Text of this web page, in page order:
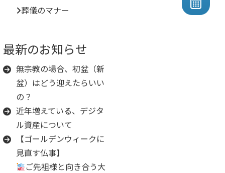
葬儀のマナー
最新のお知らせ
無宗教の場合、初盆（新
盆）はどう迎えたらいい
の？
近年増えている、デジタ
ル資産について
【ゴールデンウィークに
見直す仏事】
ご先祖様と向き合う大